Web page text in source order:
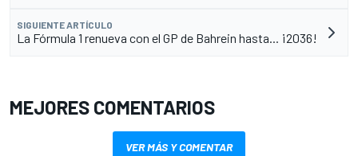
SIGUIENTE ARTÍCULO
La Fórmula 1 renueva con el GP de Bahrein hasta... ¡2036!
MEJORES COMENTARIOS
VER MÁS Y COMENTAR